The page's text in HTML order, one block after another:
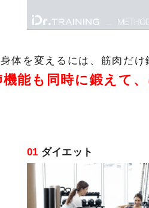
身体を変えるには、筋肉だけ
能も同時に鍛えて、
01 ダイエット